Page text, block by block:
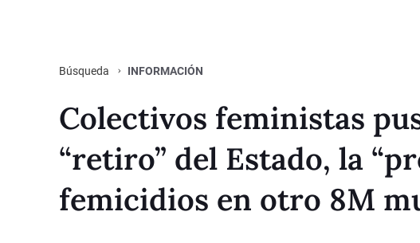
Búsqueda INFORMACIÓN
Colectivos feministas
“retiro” del Estado, la
femicidios en otro 8M